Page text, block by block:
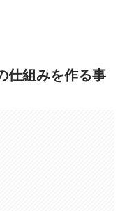
組みを作る事